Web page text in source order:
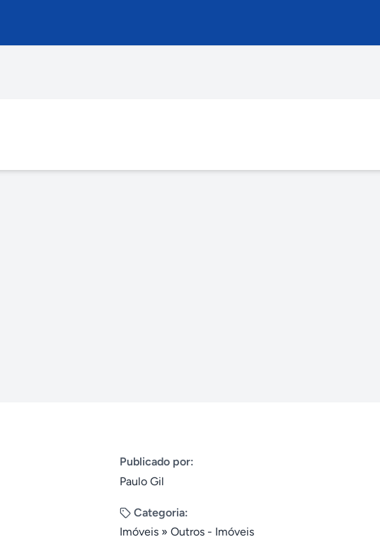
Publicado por:
Paulo Gil
Categoria:
Imóveis » Outros - Imóveis